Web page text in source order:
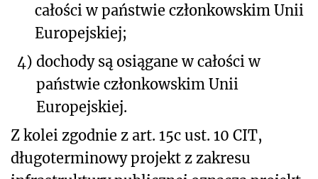
całości w państwie członkowskim Unii
Europejskiej;
4) dochody są osiągane w całości w
państwie członkowskim Unii
Europejskiej.
Z kolei zgodnie z art. 15c ust. 10 CIT,
długoterminowy projekt z zakresu